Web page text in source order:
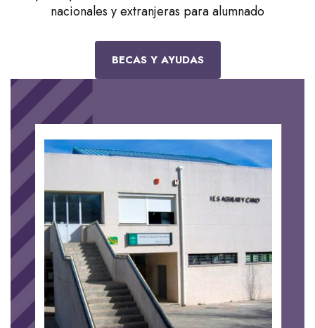
nacionales y extranjeras para alumnado
BECAS Y AYUDAS